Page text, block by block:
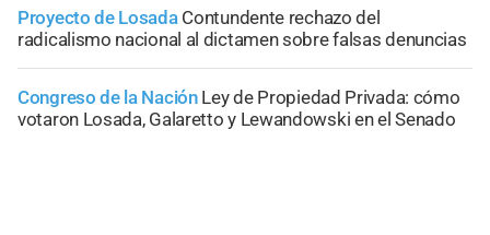
Proyecto de Losada Contundente rechazo del
radicalismo nacional al dictamen sobre falsas denuncias
Congreso de la Nación Ley de Propiedad Privada: cómo
votaron Losada, Galaretto y Lewandowski en el Senado